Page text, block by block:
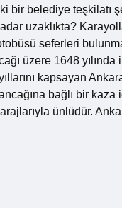
bir belediye teşkilatı
uzaklıkta?
seferleri
üzere 1648
kapsayan
bağlı bir
ünlüdür.